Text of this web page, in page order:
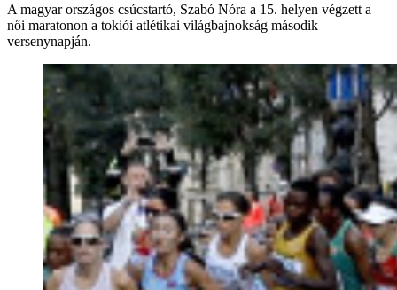
A magyar országos csúcstartó, Szabó Nóra a 15. helyen végzett a
női maratonon a tokiói atlétikai világbajnokság második
versenynapján.